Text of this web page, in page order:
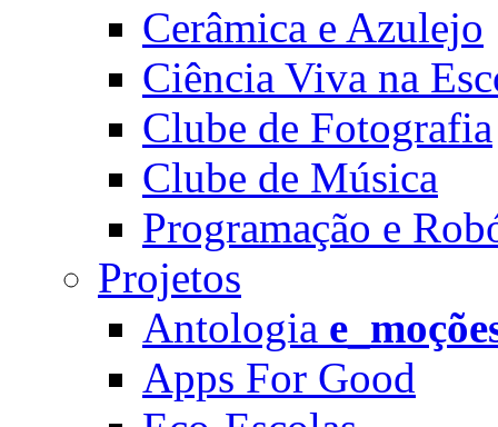
Cerâmica e Azulejo
Ciência Viva na
Clube de Fotografia
Clube de Música
Programação e
Projetos
Antologia
Apps For Good